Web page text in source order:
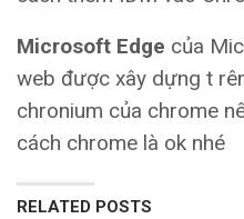
Microsoft Edge của
web được xây dựng t
chronium của chrome
cách chrome là ok nhé
RELATED POSTS